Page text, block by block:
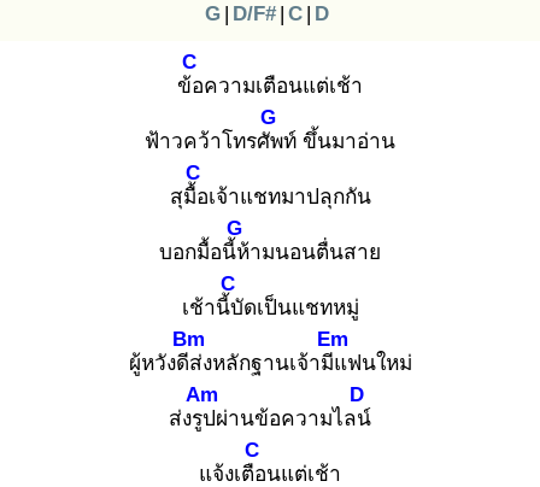
G | D/F# | C | D
ข้อ
C
ความเตือนแต่เช้า
ฟ้าวคว้าโทรศัพ
G
ท์ ขึ้นมาอ่าน
สุมื้อ
C
เจ้าแชทมาปลุกกัน
บอกมื้อนี้ห้
G
ามนอนตื่นสาย
เช้านี้บั
C
ดเป็นแชทหมู่
ผู้หวังดีส่
Bm
งหลักฐานเจ้ามีแ
Em
ฟนใหม่
ส่งรูป
Am
ผ่านข้อความไลน์
D
แจ้งเตือ
C
นแต่เช้า